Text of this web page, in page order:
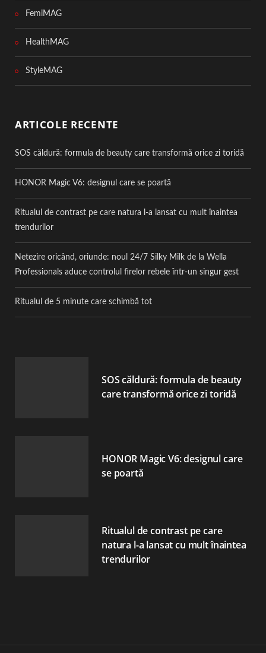
FemiMAG
HealthMAG
StyleMAG
ARTICOLE RECENTE
SOS căldură: formula de beauty care transformă orice zi toridă
HONOR Magic V6: designul care se poartă
Ritualul de contrast pe care natura l-a lansat cu mult înaintea
trendurilor
Netezire oricând, oriunde: noul 24/7 Silky Milk de la Wella
Professionals aduce controlul firelor rebele într-un singur gest
Ritualul de 5 minute care schimbă tot
SOS căldură: formula de beauty
care transformă orice zi toridă
HONOR Magic V6: designul care
se poartă
Ritualul de contrast pe care
natura l-a lansat cu mult înaintea
trendurilor